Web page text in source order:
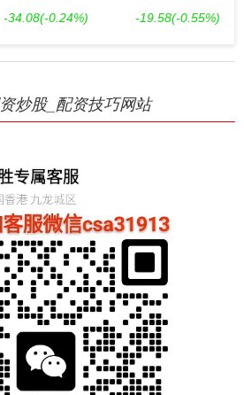
-34.08(-0.24%) -19.58(-0.55%)
炒股_配资技巧网站